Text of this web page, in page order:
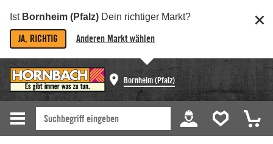
Ist Bornheim (Pfalz) Dein richtiger Markt?
JA, RICHTIG Anderen Markt wählen
Bornheim (Pfalz)